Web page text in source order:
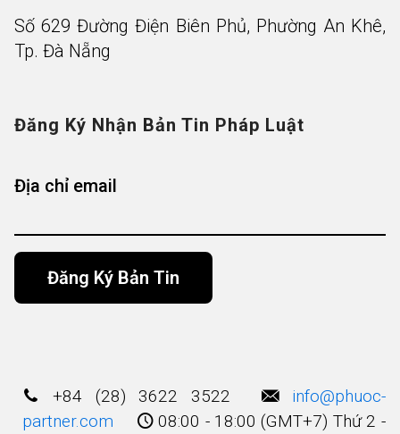
Số 629 Đường Điện Biên Phủ, Phường An Khê,
Tp. Đà Nẵng
Đăng Ký Nhận Bản Tin Pháp Luật
Địa chỉ email
+84 (28) 3622 3522
info@phuoc-
partner.com
08:00 - 18:00 (GMT+7) Thứ 2 -